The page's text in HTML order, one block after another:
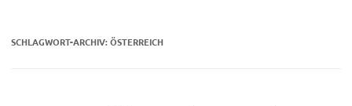
SCHLAGWORT-ARCHIV:ÖSTERREICH